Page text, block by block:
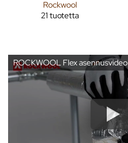
Rockwool
21 tuotetta
ROCKWOOL Flex asennusvideo